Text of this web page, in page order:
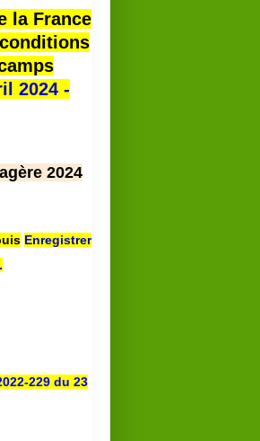
la France
2024 -
2024
Enregistrer
229 du 23